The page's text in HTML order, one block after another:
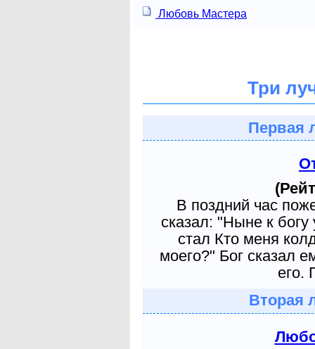
Любовь Мастера
Три
Первая
В поздний час
сказал: "Ныне к
стал Кто меня
моего?" Бог сказал
его.
Вторая